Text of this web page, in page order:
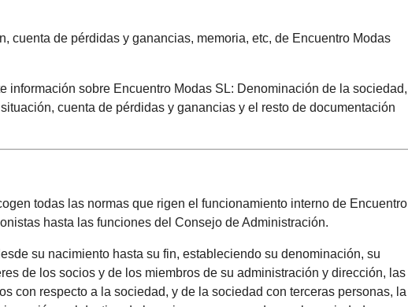
cuenta de pérdidas y ganancias, memoria, etc, de Encuentro Modas
sobre Encuentro Modas SL: Denominación de la sociedad,
cuenta de pérdidas y ganancias y el resto de documentación
todas las normas que rigen el funcionamiento interno de Encuentro
hasta las funciones del Consejo de Administración.
su nacimiento hasta su fin, estableciendo su denominación, su
de los socios y de los miembros de su administración y dirección, las
con respecto a la sociedad, y de la sociedad con terceras personas, la